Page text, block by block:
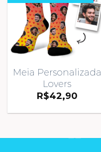
Meia Personalizada
Lovers
R$42,90